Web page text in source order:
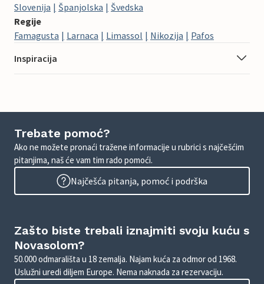
Slovenija
Španjolska
Švedska
Regije
Famagusta
Larnaca Limassol Nikozija
Pafos
Inspiracija
Trebate pomoć?
Ako ne možete pronaći tražene informacije u rubrici s najčešćim
pitanjima, naš će vam tim rado pomoći.
Najčešća pitanja, pomoć i podrška
Zašto biste trebali iznajmiti svoju kuću s
Novasolom?
50.000 odmarališta u 18 zemalja. Najam kuća za odmor od 1968.
Uslužni uredi diljem Europe. Nema naknada za rezervaciju.